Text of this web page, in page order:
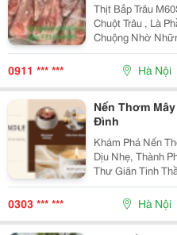
Thịt Bắp Trâu
Chuột Trâu , Là
Chuộng Nhờ
Nhiên Trong Thớ
Chắc, Ngọt
Của Gân...
0911 *** *** Hà Nội
Nến Thơm
Đình
Khám Phá Nến
Dịu Nhẹ, Thành
Thư Giãn Tinh
Quả. Nến Thơm Mây Candle &Ndash; Giải Pháp Thư
0303 *** *** Hà Nội